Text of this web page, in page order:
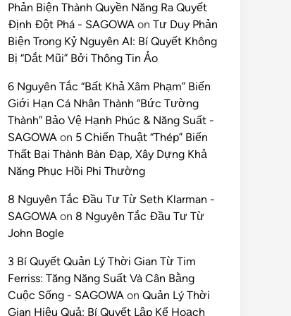
Phản Biện Thành Quyền Năng Ra Quyết
Định Đột Phá - SAGOWA on Tư Duy Phản
Biện Trong Kỷ Nguyên AI: Bí Quyết Không
Bị “Dắt Mũi” Bởi Thông Tin Ảo
6 Nguyên Tắc “Bất Khả Xâm Phạm” Biến
Giới Hạn Cá Nhân Thành “Bức Tường
Thành” Bảo Vệ Hạnh Phúc & Năng Suất -
SAGOWA on 5 Chiến Thuật “Thép” Biến
Thất Bại Thành Bàn Đạp, Xây Dựng Khả
Năng Phục Hồi Phi Thường
8 Nguyên Tắc Đầu Tư Từ Seth Klarman -
SAGOWA on 8 Nguyên Tắc Đầu Tư Từ
John Bogle
3 Bí Quyết Quản Lý Thời Gian Từ Tim
Ferriss: Tăng Năng Suất Và Cân Bằng
Cuộc Sống - SAGOWA on Quản Lý Thời
Gian Hiệu Quả: Bí Quyết Lập Kế Hoạch